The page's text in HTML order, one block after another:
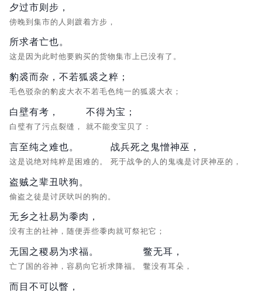
夕过市则步，
傍晚到集市的人则踱着方步，
所求者亡也。
这是因为此时他要购买的货物集市上已没有了。
豹裘而杂，不若狐裘之粹；
毛色驳杂的豹皮大衣不若毛色纯一的狐裘大衣；
白壁有考，
白璧有了污点裂缝，
不得为宝；
就不能变宝贝了：
言至纯之难也。
这是说绝对纯粹是困难的。
战兵死之鬼憎神巫，
死于战争的人的鬼魂是讨厌神巫的，
盗贼之辈丑吠狗。
偷盗之徒是讨厌吠叫的狗的。
无乡之社易为黍肉，
没有主的社神，随便弄些黍肉就可祭祀它；
无国之稷易为求福。
亡了国的谷神，容易向它祈求降福。
鳖无耳，
鳖没有耳朵，
而目不可以瞥，